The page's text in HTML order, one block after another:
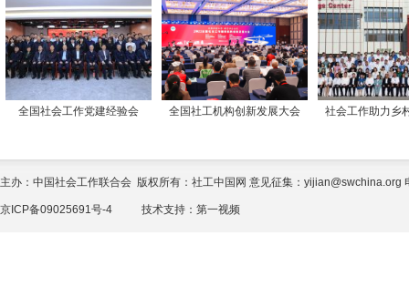
全国社会工作党建经验会 全国社工机构创新发展大会 社会工作助力乡
主办：中国社会工作联合会 版权所有：社工中国网 意见征集：yijian@swchina.org
京ICP备09025691号-4 技术支持： 第一视频